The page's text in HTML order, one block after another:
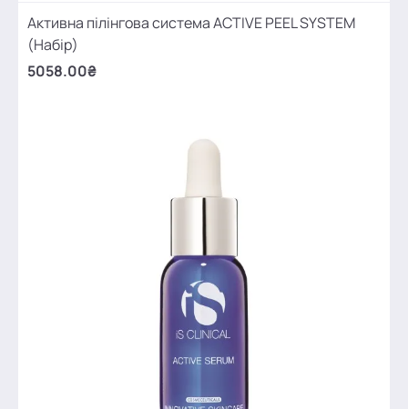
Активна пілінгова система ACTIVE PEEL SYSTEM
(Набір)
5058.00₴